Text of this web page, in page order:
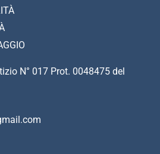
N° 017 Prot. 0048475 del